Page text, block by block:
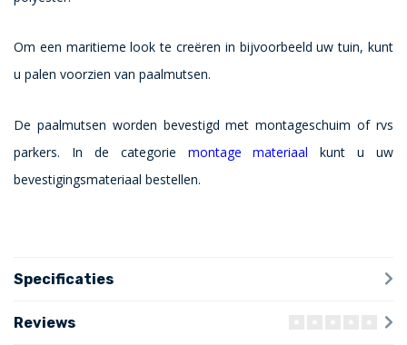
Om een maritieme look te creëren in bijvoorbeeld uw tuin, kunt
u palen voorzien van paalmutsen.
De paalmutsen worden bevestigd met montageschuim of rvs
parkers. In de categorie montage materiaal kunt u uw
bevestigingsmateriaal bestellen.
Specificaties
Reviews